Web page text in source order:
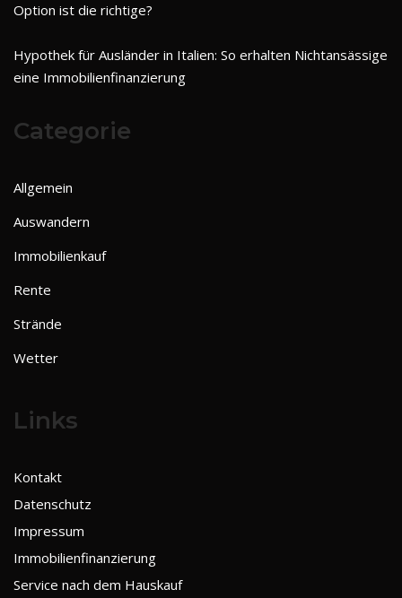
Option ist die richtige?
Hypothek für Ausländer in Italien: So erhalten Nichtansässige
eine Immobilienfinanzierung
Categorie
Allgemein
Auswandern
Immobilienkauf
Rente
Strände
Wetter
Links
Kontakt
Datenschutz
Impressum
Immobilienfinanzierung
Service nach dem Hauskauf